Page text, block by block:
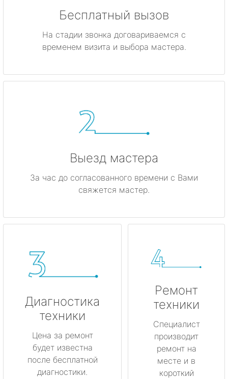
Бесплатный вызов
На стадии звонка договариваемся с
временем визита и выбора мастера.
Выезд мастера
За час до согласованного времени с Вами
свяжется мастер.
Диагностика
техники
Цена за ремонт
будет известна
после бесплатной
диагностики.
Ремонт
техники
Специалист
производит
ремонт на
месте и в
короткий